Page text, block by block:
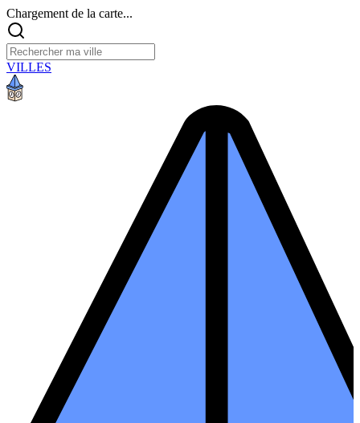
Chargement de la carte...
VILLES